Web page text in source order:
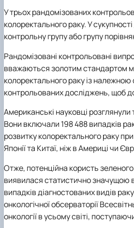
У трьох рандомізованих
колоректального раку.У
контрольну групу або групу
Рандомізовані контрольовані
вважаються золотим стандартом
колоректального раку із
контрольованих досліджень, щоб
Американські науковці
Вони включали 198 488 випадків
розвитку колоректального раку
Японії та Китаї, ніж в Америці чи
Отже, потенційна користь
виявилася статистично значущою
випадків діагностованих видів
онкологічної обсерваторії
онкології в усьому світі,